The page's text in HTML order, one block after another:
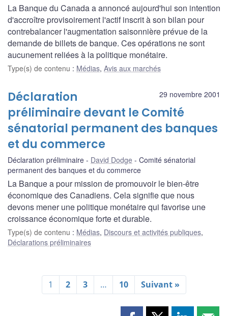
La Banque du Canada a annoncé aujourd'hui son intention
d'accroître provisoirement l'actif inscrit à son bilan pour
contrebalancer l'augmentation saisonnière prévue de la
demande de billets de banque. Ces opérations ne sont
aucunement reliées à la politique monétaire.
Type(s) de contenu : Médias, Avis aux marchés
29 novembre 2001
Déclaration
préliminaire devant le Comité
sénatorial permanent des banques
et du commerce
Déclaration préliminaire David Dodge
Comité sénatorial
permanent des banques et du commerce
La Banque a pour mission de promouvoir le bien-être
économique des Canadiens. Cela signifie que nous
devons mener une politique monétaire qui favorise une
croissance économique forte et durable.
Type(s) de contenu : Médias, Discours et activités publiques,
Déclarations préliminaires
1 2 3 … 10 Suivant »